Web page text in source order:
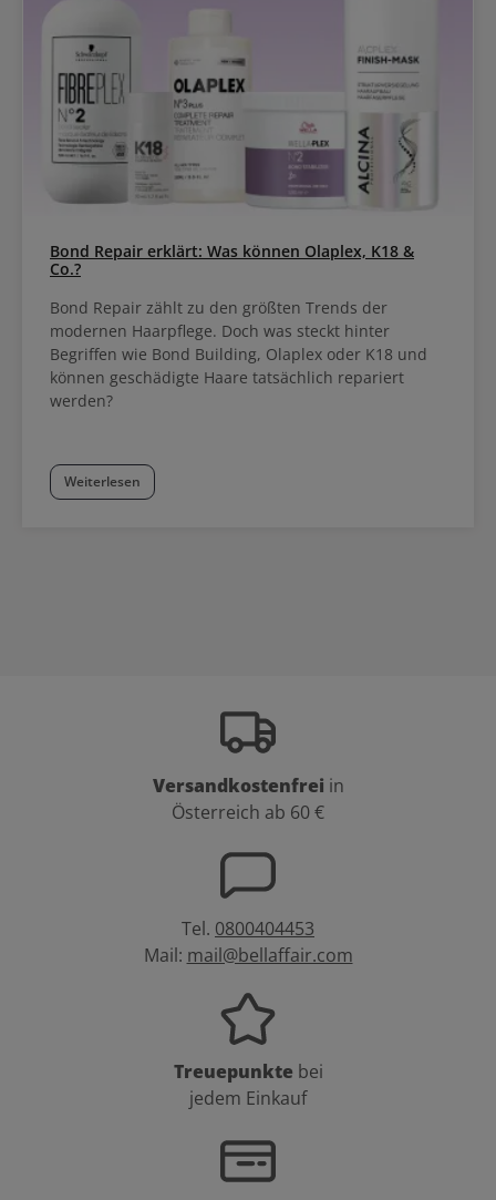
Bond Repair erklärt: Was können Olaplex, K18 &
Co.?
Bond Repair zählt zu den größten Trends der
modernen Haarpflege. Doch was steckt hinter
Begriffen wie Bond Building, Olaplex oder K18 und
können geschädigte Haare tatsächlich repariert
werden?
Weiterlesen
Versandkostenfrei in
Österreich ab 60 €
Tel. 0800404453
Mail: mail@bellaffair.com
Treuepunkte bei
jedem Einkauf